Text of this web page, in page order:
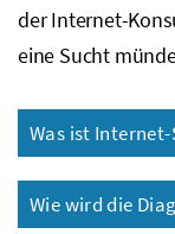
der Internet-
eine Sucht
Was ist
Wie wird die